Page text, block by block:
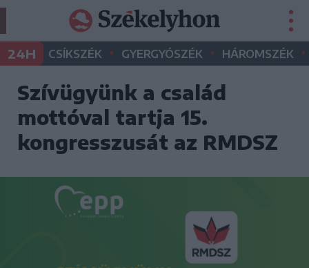
24H CSÍKSZÉK • GYERGYÓSZÉK • HÁROMSZÉK •
Szívügyünk a család
mottóval tartja 15.
kongresszusát az RMDSZ